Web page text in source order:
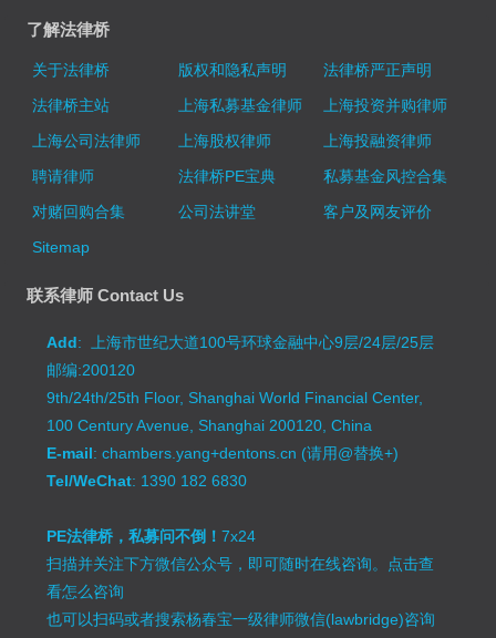
了解法律桥
关于法律桥 版权和隐私声明
法律桥严正声明
法律桥主站
上海私募基金律师
上海投资并购律师
上海公司法律师
上海股权律师
上海投融资律师
聘请律师
法律桥PE宝典
私募基金风控合集
对赌回购合集
公司法讲堂
客户及网友评价
Sitemap
联系律师 Contact Us
Add: 上海市世纪大道100号环球金融中心9层/24层/25层
邮编:200120
9th/24th/25th Floor, Shanghai World Financial Center,
100 Century Avenue, Shanghai 200120, China
E-mail: chambers.yang+dentons.cn (请用@替换+)
Tel/WeChat: 1390 182 6830
PE法律桥，私募问不倒！7x24
扫描并关注下方微信公众号，即可随时在线咨询。 点击查
看怎么咨询
也可以扫码或者搜索杨春宝一级律师微信(lawbridge)咨询